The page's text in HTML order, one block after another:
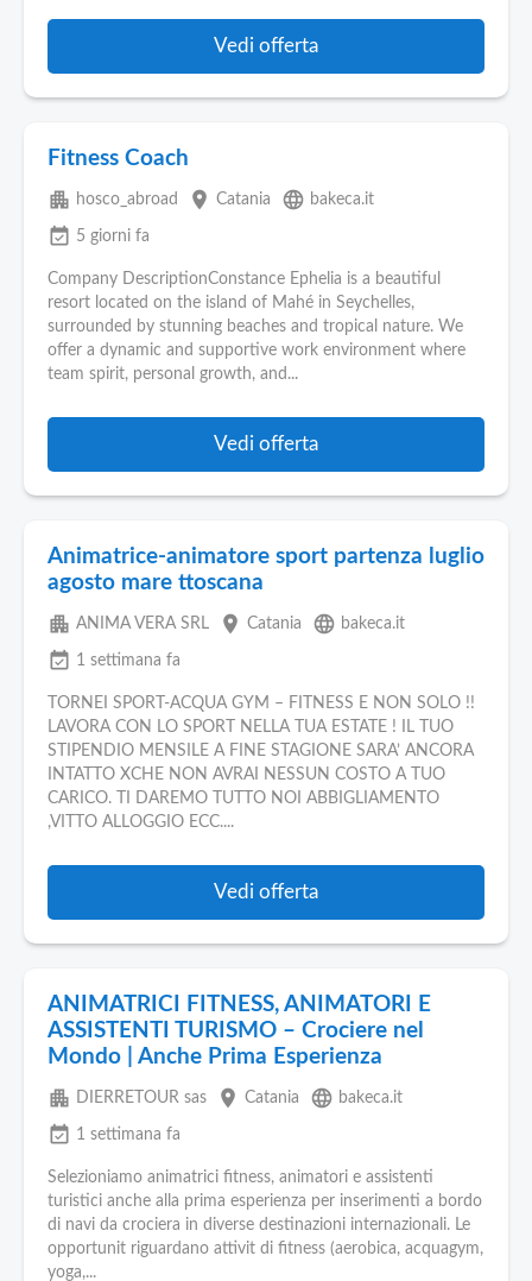
Vedi offerta
Fitness Coach
apartment hosco_abroad place Catania language bakeca.it
event_available 5 giorni fa
Company DescriptionConstance Ephelia is a beautiful
resort located on the island of Mahé in Seychelles,
surrounded by stunning beaches and tropical nature. We
offer a dynamic and supportive work environment where
team spirit, personal growth, and...
Vedi offerta
Animatrice-animatore sport partenza luglio
agosto mare ttoscana
apartment ANIMA VERA SRL place Catania language bakeca.it
event_available 1 settimana fa
TORNEI SPORT-ACQUA GYM – FITNESS E NON SOLO !!
LAVORA CON LO SPORT NELLA TUA ESTATE ! IL TUO
STIPENDIO MENSILE A FINE STAGIONE SARA’ ANCORA
INTATTO XCHE NON AVRAI NESSUN COSTO A TUO
CARICO. TI DAREMO TUTTO NOI ABBIGLIAMENTO
,VITTO ALLOGGIO ECC....
Vedi offerta
ANIMATRICI FITNESS, ANIMATORI E
ASSISTENTI TURISMO – Crociere nel
Mondo | Anche Prima Esperienza
apartment DIERRETOUR sas place Catania language bakeca.it
event_available 1 settimana fa
Selezioniamo animatrici fitness, animatori e assistenti
turistici anche alla prima esperienza per inserimenti a bordo
di navi da crociera in diverse destinazioni internazionali. Le
opportunit riguardano attivit di fitness (aerobica, acquagym,
yoga,...